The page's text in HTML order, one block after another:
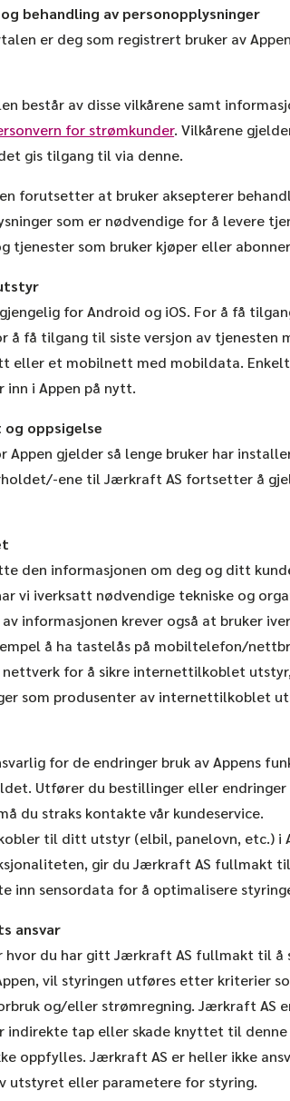
behandling av personopplysninger
er deg som registrert bruker av
består av disse vilkårene samt
for strømkunder. Vilkårene
gis tilgang til via denne.
forutsetter at bruker aksepterer
som er nødvendige for å levere
tjenester som bruker kjøper eller
for Android og iOS. For å få
å få tilgang til siste versjon av
eller et mobilnett med mobildata.
inn i Appen på nytt.
oppsigelse
Appen gjelder så lenge bruker har
ene til Jærkraft AS fortsetter å
den informasjonen om deg og ditt
vi iverksatt nødvendige tekniske og
informasjonen krever også at bruker
å ha tastelås på mobiltelefon/
for å sikre internettilkoblet
som produsenter av internettilkoblet
for de endringer bruk av Appens
Utfører du bestillinger eller
du straks kontakte vår kundeservice.
til ditt utstyr (elbil, panelovn, etc.) i
gir du Jærkraft AS fullmakt
inn sensordata for å optimalisere
ansvar
du har gitt Jærkraft AS fullmakt til å
vil styringen utføres etter kriterier
og/eller strømregning. Jærkraft AS
indirekte tap eller skade knyttet til denne
oppfylles. Jærkraft AS er heller ikke
utstyret eller parametere for styring.